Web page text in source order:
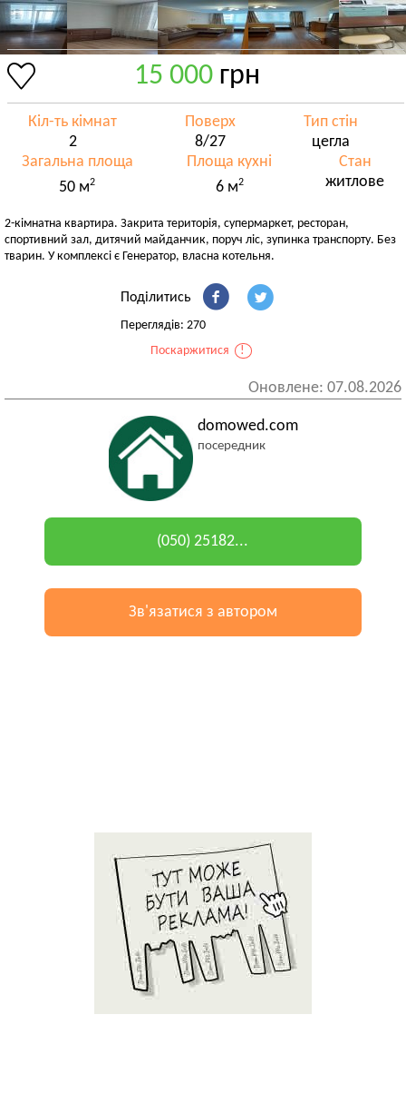
15 000 грн
Кіл-ть кімнат
2
Поверх
8/27
Тип стін
цегла
Загальна площа
50 м2
Площа кухні
6 м2
Стан
житлове
2-кімнатна квартира. Закрита територія, супермаркет, ресторан,
спортивний зал, дитячий майданчик, поруч ліс, зупинка транспорту. Без
тварин. У комплексі є Генератор, власна котельня.
Поділитись
Переглядів: 270
Поскаржитися
!
Оновлене: 07.08.2026
domowed.com
посередник
(050) 25182...
Зв'язатися з автором